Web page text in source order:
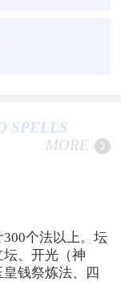
SPELLS
MORE
个法以上。坛
、开光（神
钱祭炼法、四